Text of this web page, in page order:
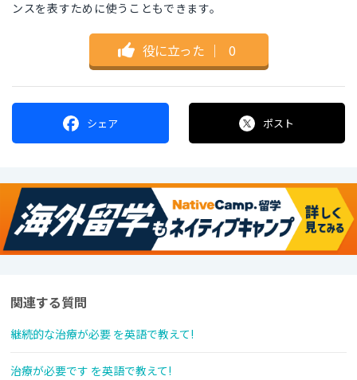
ンスを表すために使うこともできます。
役に立った ｜ 0
シェア ポスト
関連する質問
継続的な治療が必要 を英語で教えて!
治療が必要です を英語で教えて!